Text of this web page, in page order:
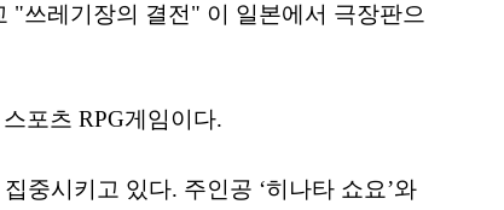
"쓰레기장의 결전" 이 일본에서 극장판으
포츠 RPG게임이다.
중시키고 있다. 주인공 ‘히나타 쇼요’와